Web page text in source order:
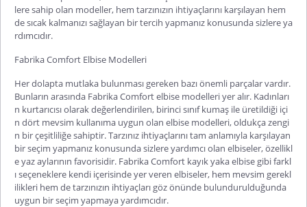
lere sahip olan modeller, hem tarzınızın ihtiyaçlarını karşılayan hem
de sıcak kalmanızı sağlayan bir tercih yapmanız konusunda sizlere ya
rdımcıdır.
Fabrika Comfort Elbise Modelleri
Her dolapta mutlaka bulunması gereken bazı önemli parçalar vardır.
Bunların arasında Fabrika Comfort elbise modelleri yer alır. Kadınları
n kurtarıcısı olarak değerlendirilen, birinci sınıf kumaş ile üretildiği içi
n dört mevsim kullanıma uygun olan elbise modelleri, oldukça zengi
n bir çeşitliliğe sahiptir. Tarzınız ihtiyaçlarını tam anlamıyla karşılayan
bir seçim yapmanız konusunda sizlere yardımcı olan elbiseler, özellikl
e yaz aylarının favorisidir. Fabrika Comfort kayık yaka elbise gibi farkl
ı seçeneklere kendi içerisinde yer veren elbiseler, hem mevsim gerekl
ilikleri hem de tarzınızın ihtiyaçları göz önünde bulundurulduğunda
uygun bir seçim yapmaya yardımcıdır.